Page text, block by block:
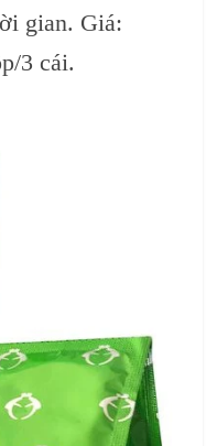
gian. Giá:
3 cái.